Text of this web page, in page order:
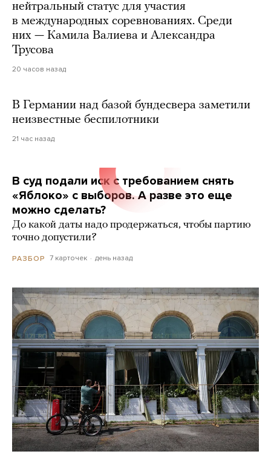
нейтральный статус для участия
в международных соревнованиях. Среди
них — Камила Валиева и Александра
Трусова
20 часов назад
В Германии над базой бундесвера заметили
неизвестные беспилотники
21 час назад
В суд подали иск с требованием снять
«Яблоко» с выборов. А разве это еще
можно сделать?
До какой даты надо продержаться, чтобы партию
точно допустили?
РАЗБОР 7 карточек день назад